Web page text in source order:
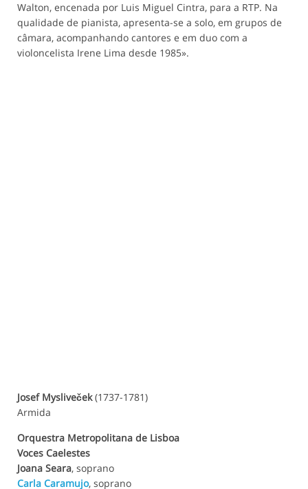
Walton, encenada por Luis Miguel Cintra, para a RTP. Na
qualidade de pianista, apresenta-se a solo, em grupos de
câmara, acompanhando cantores e em duo com a
violoncelista Irene Lima desde 1985».
Josef Mysliveček(1737-1781)
Armida
Orquestra Metropolitana de Lisboa
Voces Caelestes
Joana Seara, soprano
Carla Caramujo, soprano